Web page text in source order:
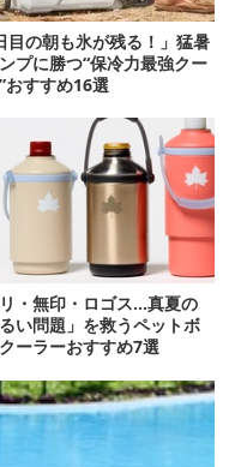
目の朝も氷が残る！」猛暑
プに勝つ“保冷力最強クー
おすすめ16選
・無印・ロゴス…真夏の
るい問題」を救うペットボ
ーラーおすすめ7選